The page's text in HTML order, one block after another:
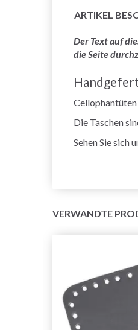
ARTIKEL
Der Text auf
die Seite
Die Taschen
Sehen Sie sich
VERWANDTE